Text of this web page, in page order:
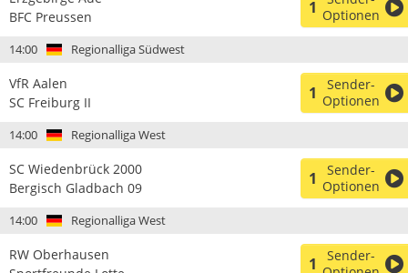
BFC Preussen
1 Optionen
14:00 Regionalliga Südwest
VfR Aalen
SC Freiburg II
1
Sender-
Optionen
14:00 Regionalliga West
SC Wiedenbrück 2000
Bergisch Gladbach 09
1
Sender-
Optionen
14:00 Regionalliga West
RW Oberhausen
1
Sender-